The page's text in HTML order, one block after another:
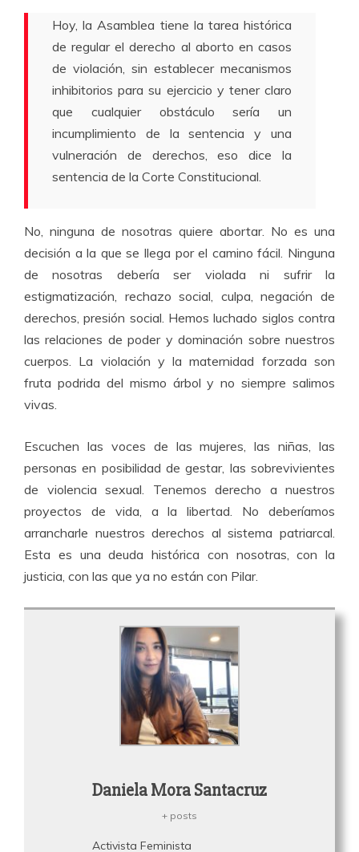
Hoy, la Asamblea tiene la tarea histórica
de regular el derecho al aborto en casos
de violación, sin establecer mecanismos
inhibitorios para su ejercicio y tener claro
que cualquier obstáculo sería un
incumplimiento de la sentencia y una
vulneración de derechos, eso dice la
sentencia de la Corte Constitucional.
No, ninguna de nosotras quiere abortar. No es una
decisión a la que se llega por el camino fácil. Ninguna
de nosotras debería ser violada ni sufrir la
estigmatización, rechazo social, culpa, negación de
derechos, presión social. Hemos luchado siglos contra
las relaciones de poder y dominación sobre nuestros
cuerpos. La violación y la maternidad forzada son
fruta podrida del mismo árbol y no siempre salimos
vivas.
Escuchen las voces de las mujeres, las niñas, las
personas en posibilidad de gestar, las sobrevivientes
de violencia sexual. Tenemos derecho a nuestros
proyectos de vida, a la libertad. No deberíamos
arrancharle nuestros derechos al sistema patriarcal.
Esta es una deuda histórica con nosotras, con la
justicia, con las que ya no están con Pilar.
Daniela Mora Santacruz
+ posts
Activista Feminista